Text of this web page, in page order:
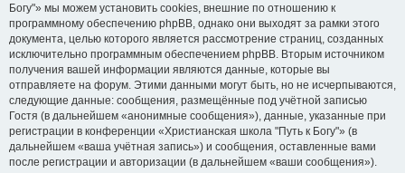
Богу"» мы можем установить cookies, внешние по отношению к
программному обеспечению phpBB, однако они выходят за рамки этого
документа, целью которого является рассмотрение страниц, созданных
исключительно программным обеспечением phpBB. Вторым источником
получения вашей информации являются данные, которые вы
отправляете на форум. Этими данными могут быть, но не исчерпываются,
следующие данные: сообщения, размещённые под учётной записью
Гостя (в дальнейшем «анонимные сообщения»), данные, указанные при
регистрации в конференции «Христианская школа "Путь к Богу"» (в
дальнейшем «ваша учётная запись») и сообщения, оставленные вами
после регистрации и авторизации (в дальнейшем «ваши сообщения»).